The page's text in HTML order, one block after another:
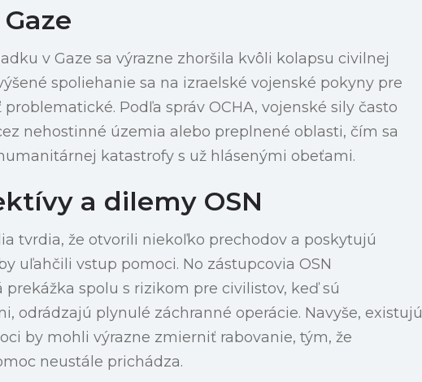
v Gaze sa výrazne zhoršila kvôli kolapsu civilnej
spoliehanie sa na izraelské vojenské pokyny pre
Podľa správ OCHA, vojenské sily často
nehostinné územia alebo preplnené oblasti, čím sa
katastrofy s už hlásenými obeťami.
a dilemy OSN
tvrdia, že otvorili niekoľko prechodov a poskytujú
uľahčili vstup pomoci. No zástupcovia OSN
spolu s rizikom pre civilistov, keď sú
odrádzajú plynulé záchranné operácie. Navyše, existujú
by mohli výrazne zmierniť rabovanie, tým, že
neustále prichádza.